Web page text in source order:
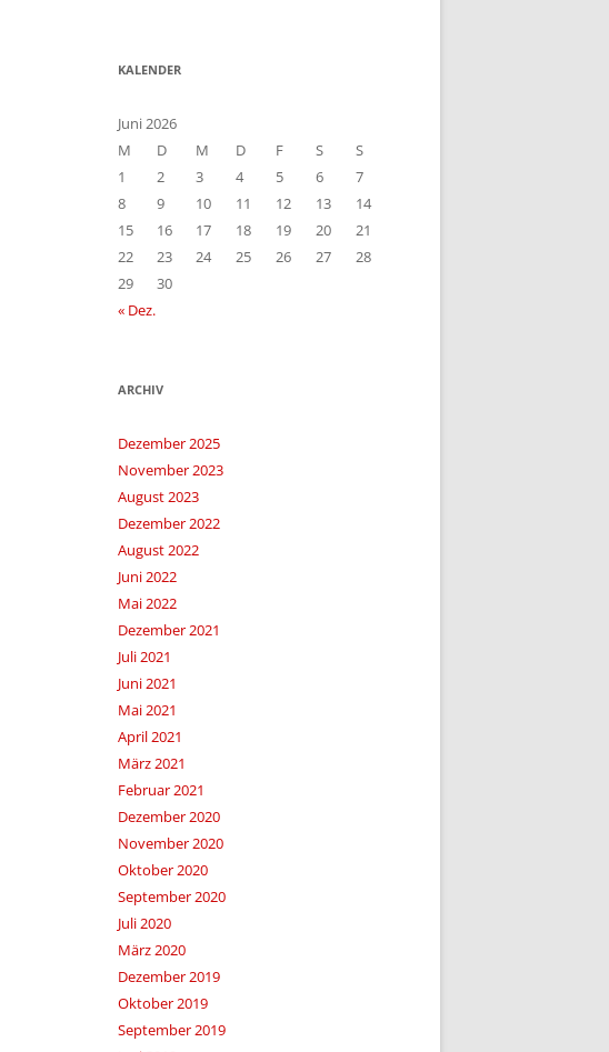
KALENDER
Juni 2026
M
D M D F S
S
1
2 3 4 5 6
7
8
9 10 11 12 13
14
15
16 17 18 19 20
21
22
23 24 25 26 27
28
29
30
« Dez.
ARCHIV
Dezember 2025
November 2023
August 2023
Dezember 2022
August 2022
Juni 2022
Mai 2022
Dezember 2021
Juli 2021
Juni 2021
Mai 2021
April 2021
März 2021
Februar 2021
Dezember 2020
November 2020
Oktober 2020
September 2020
Juli 2020
März 2020
Dezember 2019
Oktober 2019
September 2019